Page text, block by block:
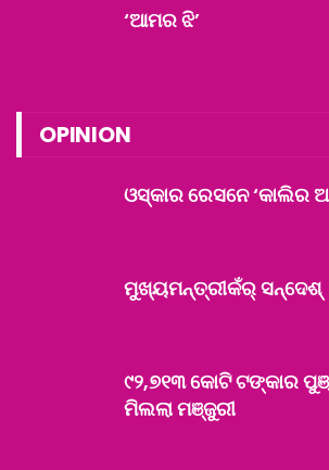
‘ଆମର ଝି’
OPINION
ଓସ୍କାର ରେସନେ ‘କାଲିର
ମୁଖ୍ୟମନ୍ତ୍ରୀକଁର୍ ସନ୍ଦେଶ୍
୯୨,୭୧୩ କୋଟି ଟଙ୍କାର
ମିଲଲା ମଞ୍ଜୁରୀ